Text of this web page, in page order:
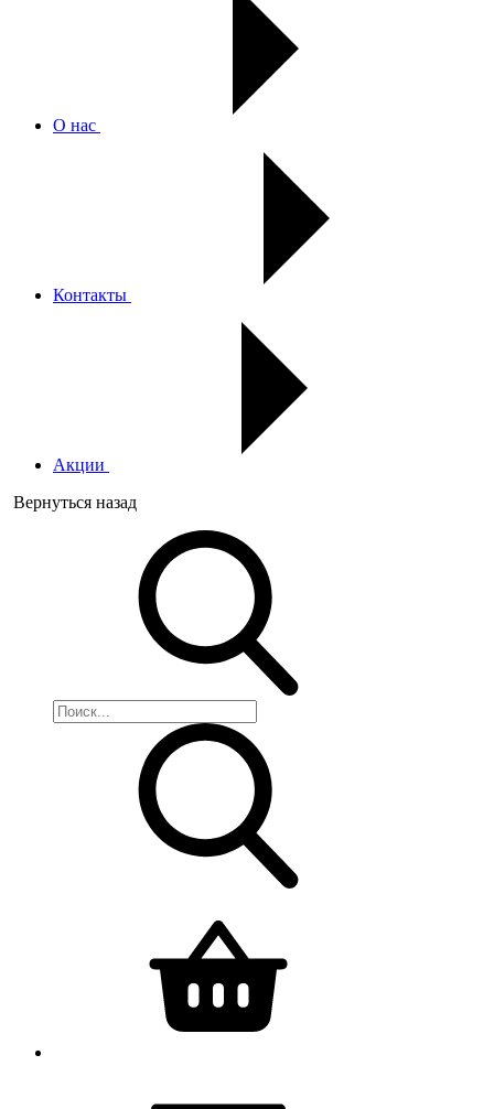
О нас
Контакты
Акции
Вернуться назад